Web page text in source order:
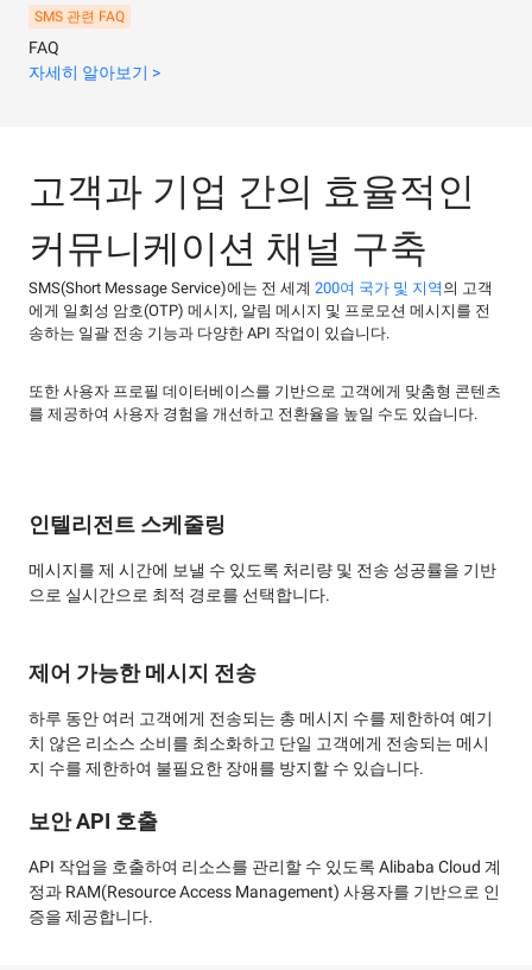
SMS 관련 FAQ
FAQ
자세히 알아보기 >
고객과 기업 간의 효율적인
커뮤니케이션 채널 구축
SMS(Short Message Service)에는 전 세계 200여 국가 및 지역 의 고객
에게 일회성 암호(OTP) 메시지, 알림 메시지 및 프로모션 메시지를 전
송하는 일괄 전송 기능과 다양한 API 작업이 있습니다.
또한 사용자 프로필 데이터베이스를 기반으로 고객에게 맞춤형 콘텐츠
를 제공하여 사용자 경험을 개선하고 전환율을 높일 수도 있습니다.
인텔리전트 스케줄링
메시지를 제 시간에 보낼 수 있도록 처리량 및 전송 성공률을 기반
으로 실시간으로 최적 경로를 선택합니다.
제어 가능한 메시지 전송
하루 동안 여러 고객에게 전송되는 총 메시지 수를 제한하여 예기
치 않은 리소스 소비를 최소화하고 단일 고객에게 전송되는 메시
지 수를 제한하여 불필요한 장애를 방지할 수 있습니다.
보안 API 호출
API 작업을 호출하여 리소스를 관리할 수 있도록 Alibaba Cloud 계
정과 RAM(Resource Access Management) 사용자를 기반으로 인
증을 제공합니다.